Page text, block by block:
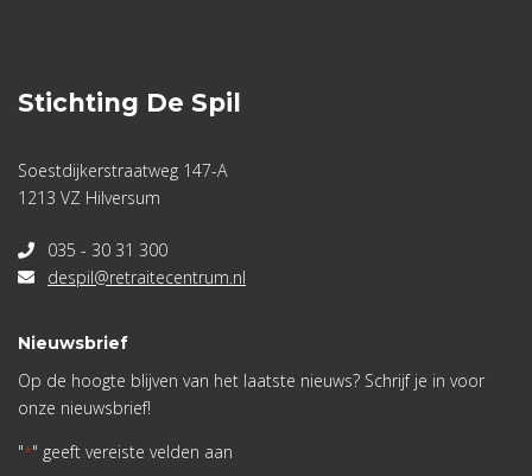
Stichting De Spil
Soestdijkerstraatweg 147-A
1213 VZ Hilversum
035 - 30 31 300
despil@retraitecentrum.nl
Nieuwsbrief
Op de hoogte blijven van het laatste nieuws? Schrijf je in voor
onze nieuwsbrief!
"*" geeft vereiste velden aan